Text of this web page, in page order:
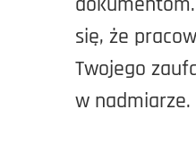
się, że
Twojego
w nadmiarze.